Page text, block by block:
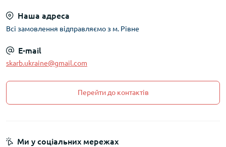
Наша адреса
Всі замовлення відправляємо з м. Рівне
E-mail
skarb.ukraine@gmail.com
Перейти до контактів
Ми у соціальних мережах